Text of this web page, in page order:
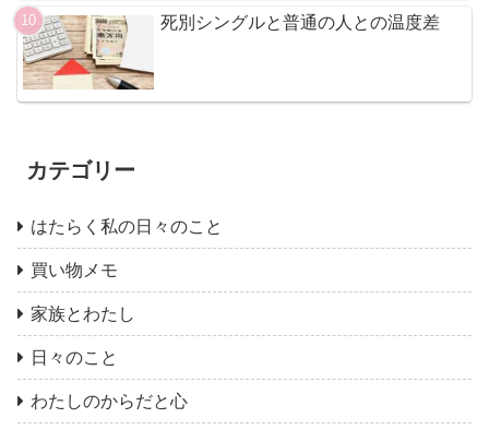
死別シングルと普通の人との温度差
カテゴリー
はたらく私の日々のこと
買い物メモ
家族とわたし
日々のこと
わたしのからだと心